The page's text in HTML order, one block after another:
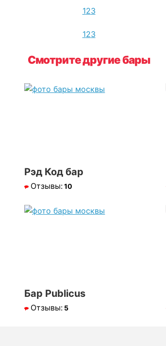
123
123
Смотрите другие бары
Рэд Код бар
Отзывы:10
Бар Publicus
Отзывы: 5